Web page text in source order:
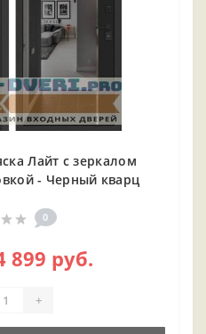
Лайт с зеркалом
- Черный кварц
0
899 руб.
+